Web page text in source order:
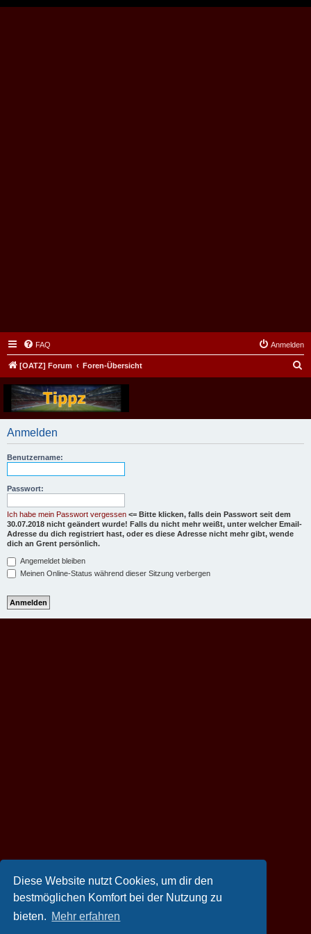
Diese Website nutzt Cookies, um dir den
bestmöglichen Komfort bei der Nutzung zu
bieten. Mehr erfahren
FAQ Anmelden
[OATZ] Forum Foren-Übersicht
Anmelden
Benutzername:
Passwort:
Ich habe mein Passwort vergessen <= Bitte klicken, falls dein Passwort seit dem
30.07.2018 nicht geändert wurde! Falls du nicht mehr weißt, unter welcher Email-
Adresse du dich registriert hast, oder es diese Adresse nicht mehr gibt, wende
dich an Grent persönlich.
Angemeldet bleiben
Meinen Online-Status während dieser Sitzung verbergen